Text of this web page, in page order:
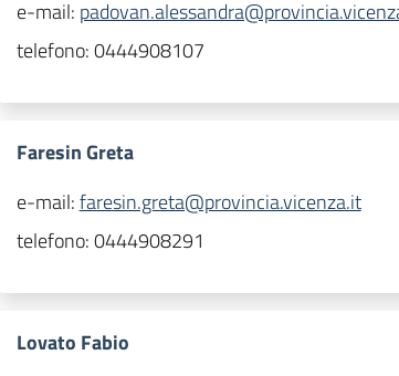
e-mail:
telefono:0444908107
Faresin Greta
e-mail:faresin.greta@provincia.vicenza.it
telefono:0444908291
Lovato Fabio